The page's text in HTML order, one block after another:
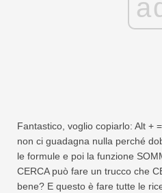
Fantastico, voglio copiarlo: Alt +
non ci guadagna nulla perché
le formule e poi la funzione
CERCA può fare un trucco che
bene? E questo è fare tutte le